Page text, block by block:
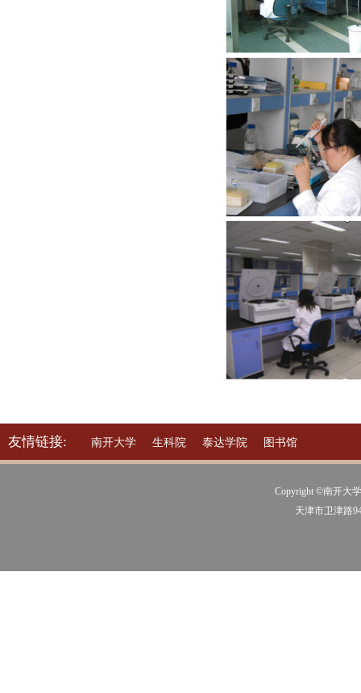
友情链接: 南开大学 生科院 泰达学院 图书馆
Copyright ©南开大
天津市卫津路